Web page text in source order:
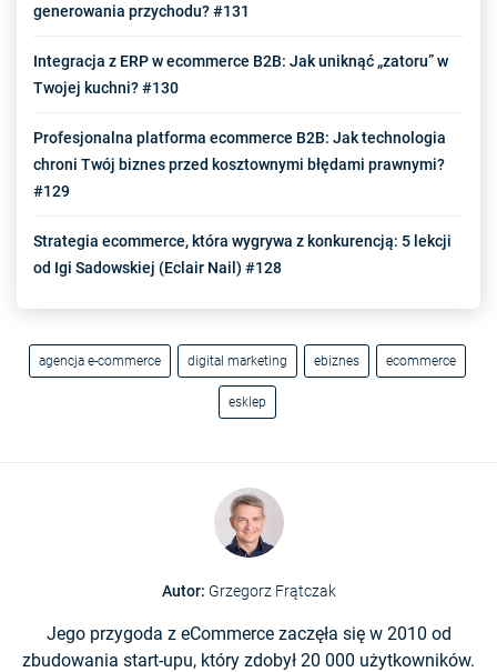
generowania przychodu? #131
Integracja z ERP w ecommerce B2B: Jak uniknąć „zatoru” w
Twojej kuchni? #130
Profesjonalna platforma ecommerce B2B: Jak technologia
chroni Twój biznes przed kosztownymi błędami prawnymi?
#129
Strategia ecommerce, która wygrywa z konkurencją: 5 lekcji
od Igi Sadowskiej (Eclair Nail) #128
agencja e-commerce digital marketing ebiznes ecommerce
esklep
Autor: Grzegorz Frątczak
Jego przygoda z eCommerce zaczęła się w 2010 od
zbudowania start-upu, który zdobył 20 000 użytkowników.